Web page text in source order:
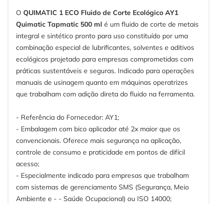
O QUIMATIC 1 ECO Fluido de Corte Ecológico AY1
Quimatic Tapmatic 500 ml é um fluido de corte de metais
integral e sintético pronto para uso constituído por uma
combinação especial de lubrificantes, solventes e aditivos
ecológicos projetado para empresas comprometidas com
práticas sustentáveis e seguras. Indicado para operações
manuais de usinagem quanto em máquinas operatrizes
que trabalham com adição direta do fluido na ferramenta.
- Referência do Fornecedor: AY1;
- Embalagem com bico aplicador até 2x maior que os
convencionais. Oferece mais segurança na aplicação,
controle de consumo e praticidade em pontos de difícil
acesso;
- Especialmente indicado para empresas que trabalham
com sistemas de gerenciamento SMS (Segurança, Meio
Ambiente e - - Saúde Ocupacional) ou ISO 14000;